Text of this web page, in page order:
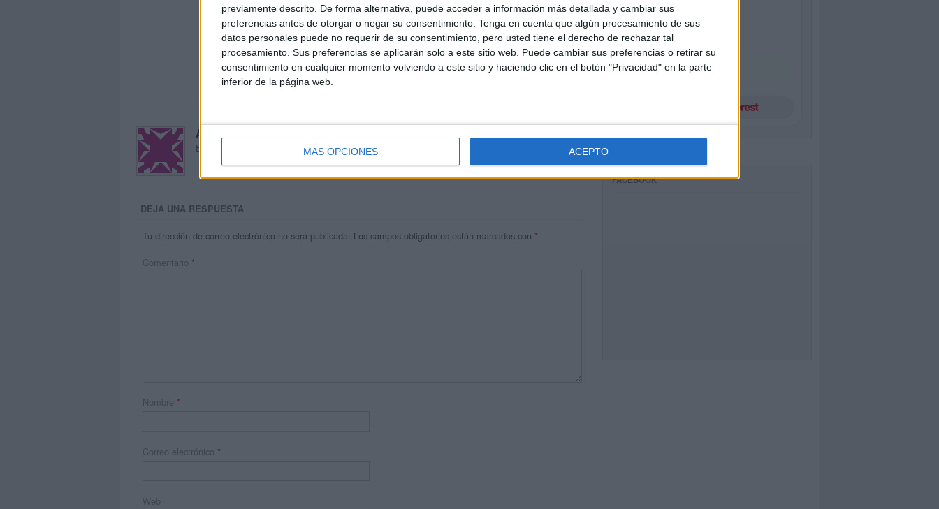
previamente descrito. De forma alternativa, puede acceder a información más detallada y cambiar sus
preferencias antes de otorgar o negar su consentimiento. Tenga en cuenta que algún procesamiento de sus
datos personales puede no requerir de su consentimiento, pero usted tiene el derecho de rechazar tal
procesamiento. Sus preferencias se aplicarán solo a este sitio web. Puede cambiar sus preferencias o retirar su
consentimiento en cualquier momento volviendo a este sitio y haciendo clic en el botón "Privacidad" en la parte
inferior de la página web.
MÁS OPCIONES ACEPTO
Acerca de María Olivares
El autor no ha proporcionado ninguna información.
DEJA UNA RESPUESTA
Tu dirección de correo electrónico no será publicada. Los campos obligatorios están marcados con *
Comentario *
Nombre *
Correo electrónico *
Web
FACEBOOK